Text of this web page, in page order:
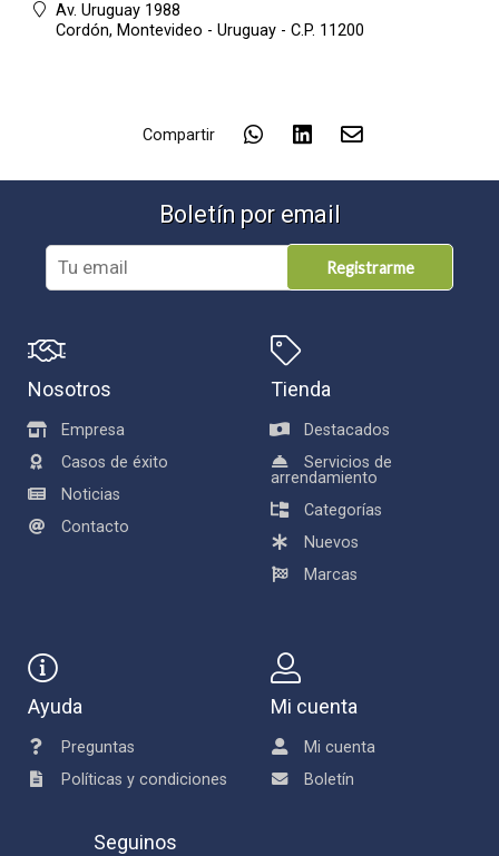
Av. Uruguay 1988
Cordón, Montevideo - Uruguay - C.P. 11200
Compartir
Boletín por email
Registrarme
Nosotros
Empresa
Casos de éxito
Noticias
Contacto
Tienda
Destacados
Servicios de
arrendamiento
Categorías
Nuevos
Marcas
Ayuda
Preguntas
Políticas y condiciones
Mi cuenta
Mi cuenta
Boletín
Seguinos